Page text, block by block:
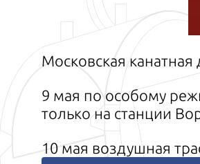
Московская
9 мая по особому
только на станции
10 мая воздушная